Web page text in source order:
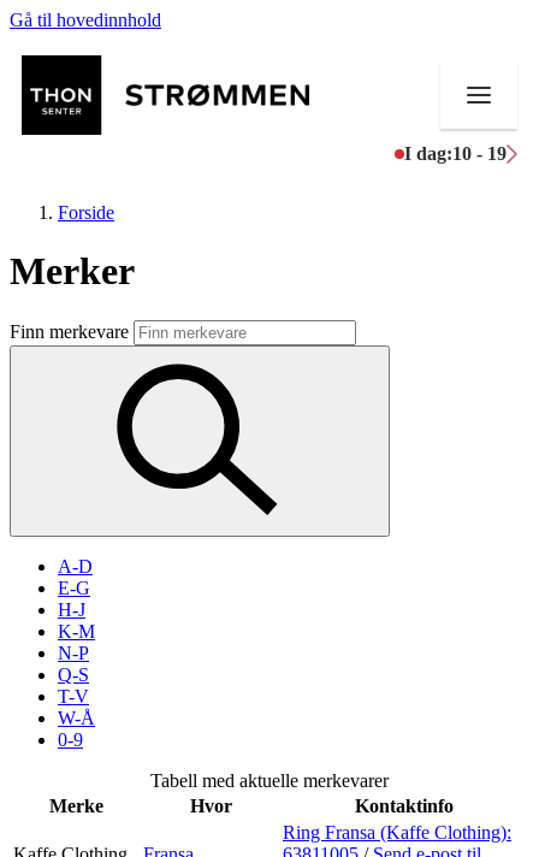
Gå til hovedinnhold
I dag:10 - 19
Butikker
Mat og drikke
Aktiviteter
Inspirasjon
Søk
Praktisk informasjon
Forside
Merker
Finn merkevare
A-D
E-G
H-J
K-M
N-P
Q-S
T-V
W-Å
0-9
Tabell med aktuelle merkevarer
Merke
Hvor Kontaktinfo
Ring Fransa (Kaffe Clothing):